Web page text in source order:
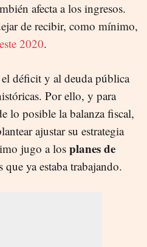
afecta a los ingresos.
de recibir, como mínimo,
2020.
déficit y al deuda pública
Por ello, y para
lo posible la balanza fiscal,
ajustar su estrategia
jugo a losplanes de
que ya estaba trabajando.